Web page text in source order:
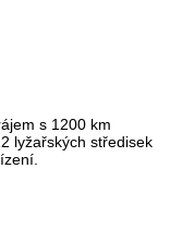
s 1200 km
lyžařských středisek